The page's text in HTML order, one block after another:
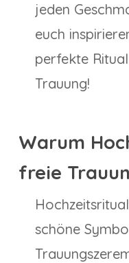
jeden
euch
perfekte
Trauung!
Warum
freie
schöne